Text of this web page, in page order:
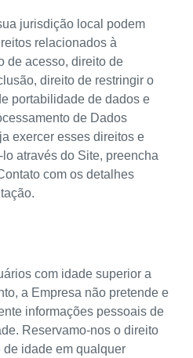
jurisdição local podem
relacionados à
de acesso, direito de
direito de restringir o
portabilidade de dados e
de Dados
exercer esses direitos e
através do Site, preencha
com os detalhes
com idade superior a
a Empresa não pretende e
informações pessoais de
Reservamo-nos o direito
idade em qualquer